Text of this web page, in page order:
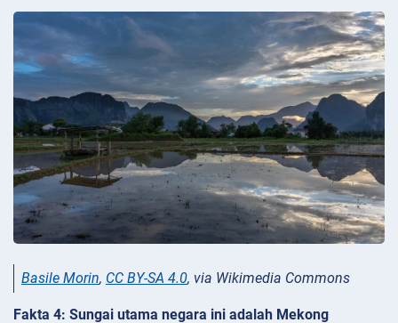
Basile Morin, CC BY-SA 4.0, via Wikimedia Commons
Fakta 4: Sungai utama negara ini adalah Mekong